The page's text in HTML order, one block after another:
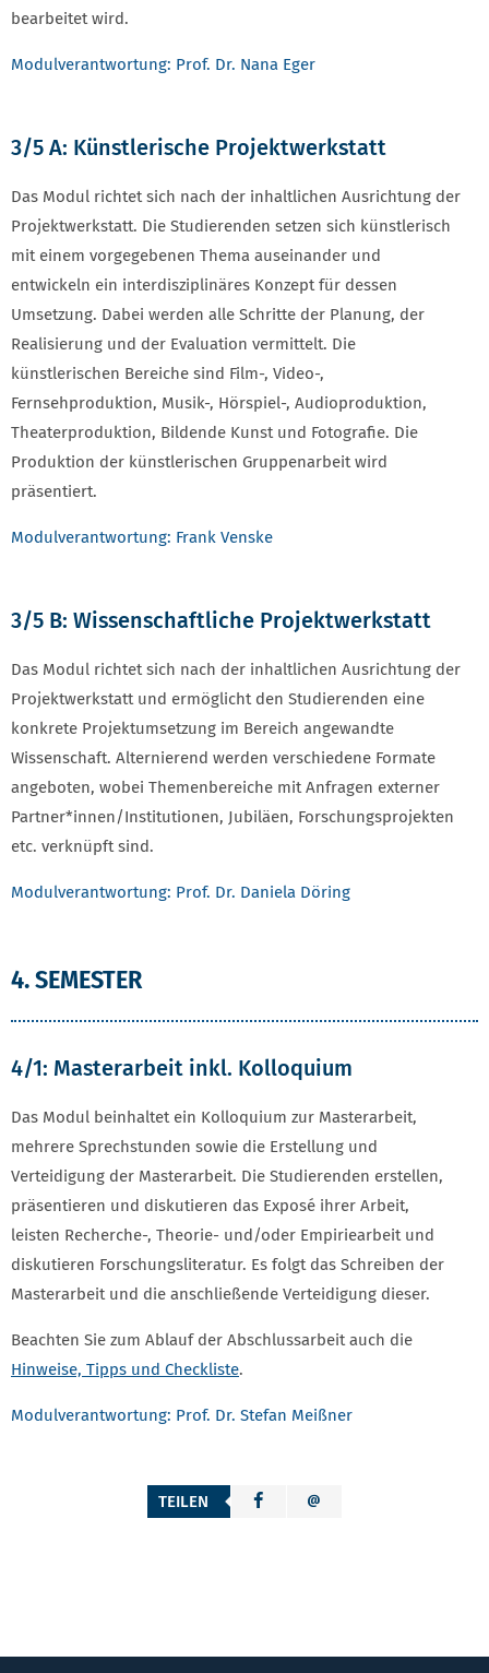
bearbeitet wird.
Modulverantwortung: Prof. Dr. Nana Eger
3/5 A: Künstlerische Projektwerkstatt
Das Modul richtet sich nach der inhaltlichen Ausrichtung der
Projektwerkstatt. Die Studierenden setzen sich künstlerisch
mit einem vorgegebenen Thema auseinander und
entwickeln ein interdisziplinäres Konzept für dessen
Umsetzung. Dabei werden alle Schritte der Planung, der
Realisierung und der Evaluation vermittelt. Die
künstlerischen Bereiche sind Film-, Video-,
Fernsehproduktion, Musik-, Hörspiel-, Audioproduktion,
Theaterproduktion, Bildende Kunst und Fotografie. Die
Produktion der künstlerischen Gruppenarbeit wird
präsentiert.
Modulverantwortung: Frank Venske
3/5 B: Wissenschaftliche Projektwerkstatt
Das Modul richtet sich nach der inhaltlichen Ausrichtung der
Projektwerkstatt und ermöglicht den Studierenden eine
konkrete Projektumsetzung im Bereich angewandte
Wissenschaft. Alternierend werden verschiedene Formate
angeboten, wobei Themenbereiche mit Anfragen externer
Partner*innen/Institutionen, Jubiläen, Forschungsprojekten
etc. verknüpft sind.
Modulverantwortung: Prof. Dr. Daniela Döring
4. SEMESTER
4/1: Masterarbeit inkl. Kolloquium
Das Modul beinhaltet ein Kolloquium zur Masterarbeit,
mehrere Sprechstunden sowie die Erstellung und
Verteidigung der Masterarbeit. Die Studierenden erstellen,
präsentieren und diskutieren das Exposé ihrer Arbeit,
leisten Recherche-, Theorie- und/oder Empiriearbeit und
diskutieren Forschungsliteratur. Es folgt das Schreiben der
Masterarbeit und die anschließende Verteidigung dieser.
Beachten Sie zum Ablauf der Abschlussarbeit auch die
Hinweise, Tipps und Checkliste.
Modulverantwortung: Prof. Dr. Stefan Meißner
TEILEN